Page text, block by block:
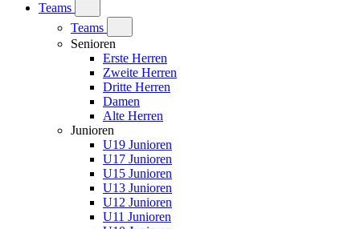
Teams
Teams
Senioren
Erste Herren
Zweite Herren
Dritte Herren
Damen
Alte Herren
Junioren
U19 Junioren
U17 Junioren
U15 Junioren
U13 Junioren
U12 Junioren
U11 Junioren